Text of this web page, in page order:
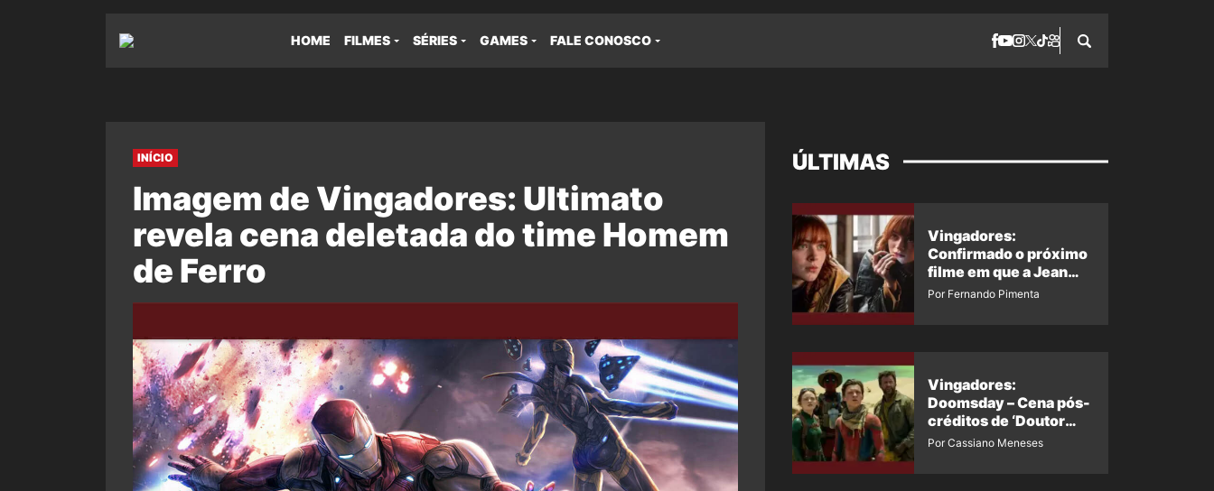
HOME FILMES SÉRIES GAMES FALE CONOSCO
INÍCIO
Imagem de Vingadores: Ultimato
revela cena deletada do time Homem
de Ferro
ÚLTIMAS
Vingadores:
Confirmado o próximo
filme em que a Jean
Grey irá aparecer
Por Fernando Pimenta
Vingadores:
Doomsday – Cena pós-
créditos de ‘Doutor
Destino’ é revelada
Por Cassiano Meneses